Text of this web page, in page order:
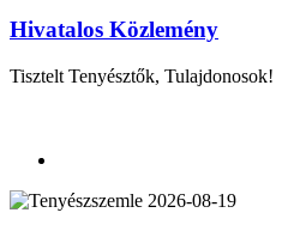
Hivatalos Közlemény
Tisztelt Tenyésztők, Tulajdonosok!